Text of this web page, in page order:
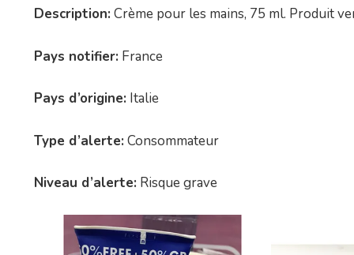
Description: Crème pour les mains, 75 ml. Produit
Pays notifier: France
Pays d’origine: Italie
Type d’alerte: Consommateur
Niveau d’alerte: Risque grave